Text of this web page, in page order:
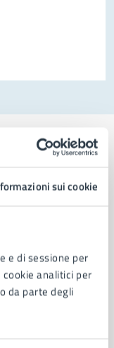
sui cookie
e di sessione per
analitici per
da parte degli